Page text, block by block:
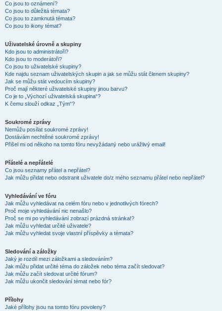
Co jsou to oznámení?
Co jsou to důležitá témata?
Co jsou to zamknutá témata?
Co jsou to ikony témat?
Uživatelské úrovně a skupiny
Kdo jsou to administrátoři?
Kdo jsou to moderátoři?
Co jsou to uživatelské skupiny?
Kde najdu seznam uživatelských skupin a jak se můžu stát členem skupiny?
Jak se můžu stát vedoucím skupiny?
Proč mají některé uživatelské skupiny jinou barvu?
Co je to „Výchozí uživatelská skupina“?
K čemu slouží odkaz „Tým“?
Soukromé zprávy
Nemůžu posílat soukromé zprávy!
Dostávám nechtěné soukromé zprávy!
Přišel mi od někoho na tomto fóru nevyžádaný nebo urážlivý email!
Přátelé a nepřátelé
Co jsou seznamy přátel a nepřátel?
Jak můžu přidat nebo odstranit uživatele do/z mého seznamu přátel nebo nepřátel?
Vyhledávání ve fóru
Jak můžu vyhledávat na celém fóru nebo v jednotlivých fórech?
Proč moje vyhledávání nic nenašlo?
Proč se mi po vyhledávání zobrazí prázdná stránka!?
Jak můžu vyhledat určité uživatele?
Jak můžu vyhledat svoje vlastní příspěvky a témata?
Sledování a záložky
Jaký je rozdíl mezi záložkami a sledováním?
Jak můžu přidat určité téma do záložek nebo téma začít sledovat?
Jak můžu začít sledovat určité fórum?
Jak můžu ukončit sledování témat nebo fór?
Přílohy
Jaké přílohy jsou na tomto fóru povoleny?